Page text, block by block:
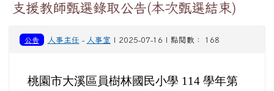
支援教師甄選錄取公告(本次甄選結束)
公告 人事主任 - 人事室 | 2025-07-16 | 點閱數： 168
桃園市大溪區員樹林國民小學 114 學年第